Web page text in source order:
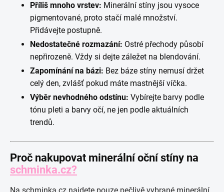
Příliš mnoho vrstev: Minerální stíny jsou vysoce
pigmentované, proto stačí malé množství.
Přidávejte postupně.
Nedostatečné rozmazání: Ostré přechody působí
nepřirozeně. Vždy si dejte záležet na blendování.
Zapomínání na bázi: Bez báze stíny nemusí držet
celý den, zvlášť pokud máte mastnější víčka.
Výběr nevhodného odstínu: Vybírejte barvy podle
tónu pleti a barvy očí, ne jen podle aktuálních
trendů.
Proč nakupovat minerální oční stíny na
schminka.cz?